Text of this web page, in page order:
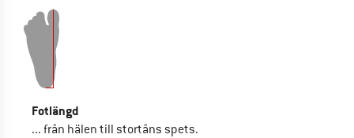
Fotlängd
... från hälen till stortåns spets.